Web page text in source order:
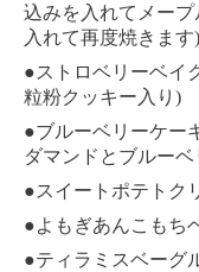
込みを入れてメー
入れて再度焼きます
●ストロベリーベイ
粒粉クッキー入り )
●ブルーベリーケー
ダマンドとブルーベ
●スイートポテトク
●よもぎあんこもち
●ティラミスベーグ